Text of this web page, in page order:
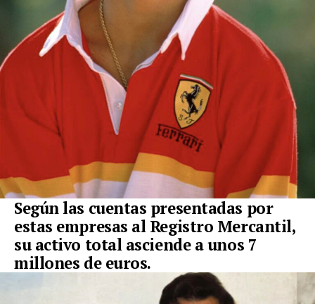
Según las cuentas presentadas por
estas empresas al Registro Mercantil,
su activo total asciende a unos 7
millones de euros.